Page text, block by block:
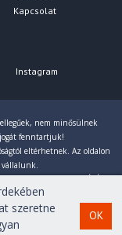
Kapcsolat
Instagram
nem minősülnek
fenntartjuk!
eltérhetnek. Az oldalon
Bruttó árainkat 27% ÁFÁ-val
szeretne
OK